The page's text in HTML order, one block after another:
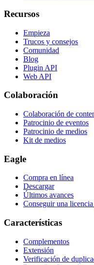
Recursos
Empieza
Trucos y consejos
Comunidad
Blog
Plugin API
Web API
Colaboración
Colaboración de
Patrocinio de eventos
Patrocinio de medios
Kit de medios
Eagle
Compra en línea
Descargar
Últimos avances
Conseguir una
Características
Complementos
Extensión
Verificación de